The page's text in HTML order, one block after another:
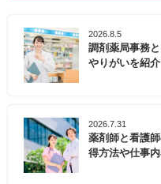
2026.8.5
調剤薬局事務
やりがいを紹介
2026.7.31
薬剤師と看護
得方法や仕事